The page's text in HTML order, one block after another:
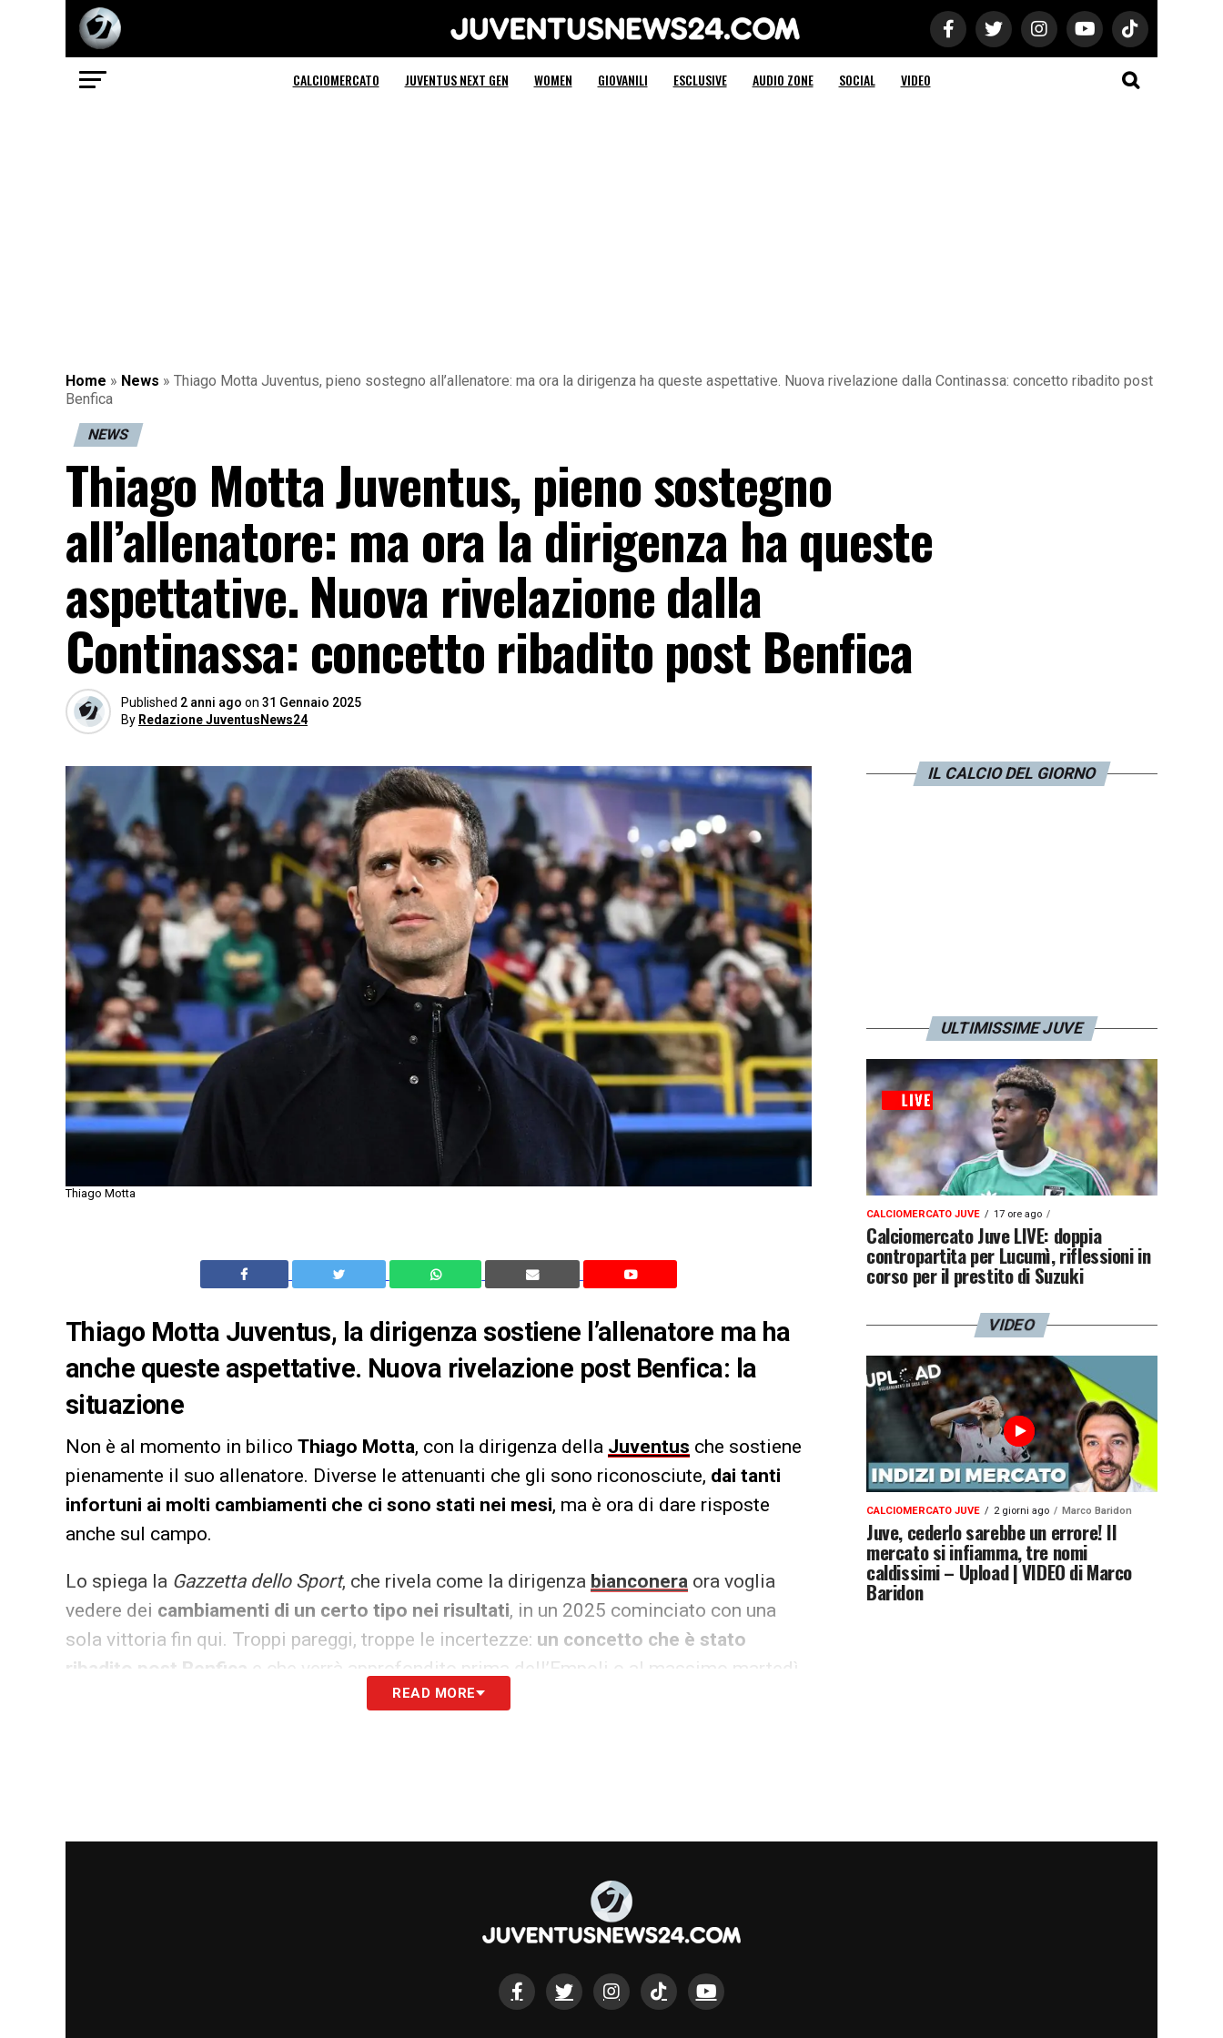
Juventus News 24
CALCIOMERCATO JUVENTUS NEXT GEN WOMEN GIOVANILI ESCLUSIVE AUDIO ZONE SOCIAL VIDEO
Home » News » Thiago Motta Juventus, pieno sostegno all’allenatore: ma ora la dirigenza ha queste aspettative. Nuova rivelazione dalla Continassa: concetto ribadito post
Benfica
NEWS
Thiago Motta Juventus, pieno sostegno
all’allenatore: ma ora la dirigenza ha queste
aspettative. Nuova rivelazione dalla
Continassa: concetto ribadito post Benfica
Published 2 anni ago on 31 Gennaio 2025
By Redazione JuventusNews24
Thiago Motta
Thiago Motta Juventus, la dirigenza sostiene l’allenatore ma ha
anche queste aspettative. Nuova rivelazione post Benfica: la
situazione
Non è al momento in bilico Thiago Motta, con la dirigenza della Juventus che sostiene
pienamente il suo allenatore. Diverse le attenuanti che gli sono riconosciute, dai tanti
infortuni ai molti cambiamenti che ci sono stati nei mesi, ma è ora di dare risposte
anche sul campo.
Lo spiega la Gazzetta dello Sport, che rivela come la dirigenza bianconera ora voglia
vedere dei cambiamenti di un certo tipo nei risultati, in un 2025 cominciato con una
sola vittoria fin qui. Troppi pareggi, troppe le incertezze: un concetto che è stato
ribadito post Benfica
e che verrà approfondito prima dell’Empoli o al massimo martedì
READ MORE
IL CALCIO DEL GIORNO
ULTIMISSIME JUVE
CALCIOMERCATO JUVE 17 ore ago
Calciomercato Juve LIVE: doppia
contropartita per Lucumì, riflessioni in
corso per il prestito di Suzuki
VIDEO
CALCIOMERCATO JUVE 2 giorni ago Marco Baridon
Juve, cederlo sarebbe un errore! Il
mercato si infiamma, tre nomi
caldissimi – Upload | VIDEO di Marco
Baridon